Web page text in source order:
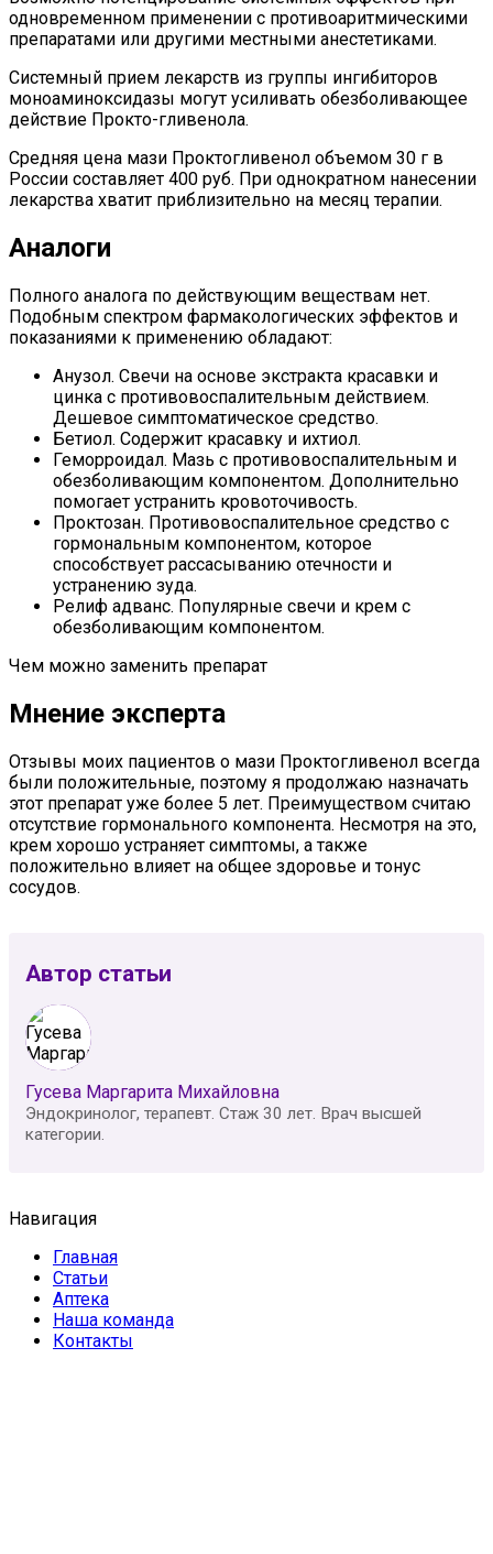
одновременном применении с противоаритмическими
препаратами или другими местными анестетиками.
Системный прием лекарств из группы ингибиторов
моноаминоксидазы могут усиливать обезболивающее
действие Прокто-гливенола.
Средняя цена мази Проктогливенол объемом 30 г в
России составляет 400 руб. При однократном нанесении
лекарства хватит приблизительно на месяц терапии.
Аналоги
Полного аналога по действующим веществам нет.
Подобным спектром фармакологических эффектов и
показаниями к применению обладают:
Анузол. Свечи на основе экстракта красавки и
цинка с противовоспалительным действием.
Дешевое симптоматическое средство.
Бетиол. Содержит красавку и ихтиол.
Геморроидал. Мазь с противовоспалительным и
обезболивающим компонентом. Дополнительно
помогает устранить кровоточивость.
Проктозан. Противовоспалительное средство с
гормональным компонентом, которое
способствует рассасыванию отечности и
устранению зуда.
Релиф адванс. Популярные свечи и крем с
обезболивающим компонентом.
Чем можно заменить препарат
Мнение эксперта
Отзывы моих пациентов о мази Проктогливенол всегда
были положительные, поэтому я продолжаю назначать
этот препарат уже более 5 лет. Преимуществом считаю
отсутствие гормонального компонента. Несмотря на это,
крем хорошо устраняет симптомы, а также
положительно влияет на общее здоровье и тонус
сосудов.
Автор статьи
Гусева Маргарита Михайловна
Эндокринолог, терапевт. Стаж 30 лет. Врач высшей
категории.
Навигация
Главная
Статьи
Аптека
Наша команда
Контакты